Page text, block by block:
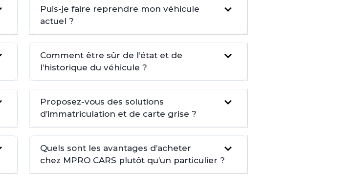
Puis-je faire reprendre mon véhicule
actuel ?
Comment être sûr de l’état et de
l’historique du véhicule ?
Proposez-vous des solutions
d’immatriculation et de carte grise ?
Quels sont les avantages d’acheter
chez MPRO CARS plutôt qu’un particulier ?